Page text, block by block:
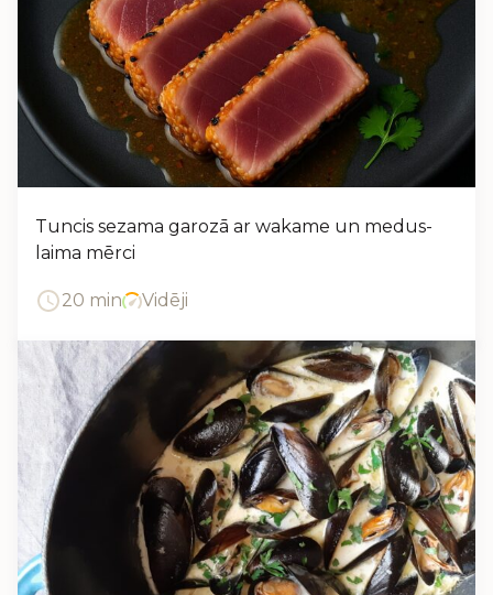
Tuncis sezama garozā ar wakame un medus-
laima mērci
20 min Vidēji